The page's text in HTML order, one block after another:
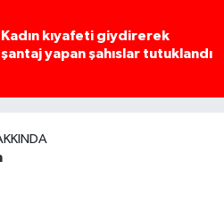
Kadın kıyafeti giydirerek
şantaj yapan şahıslar tutuklandı